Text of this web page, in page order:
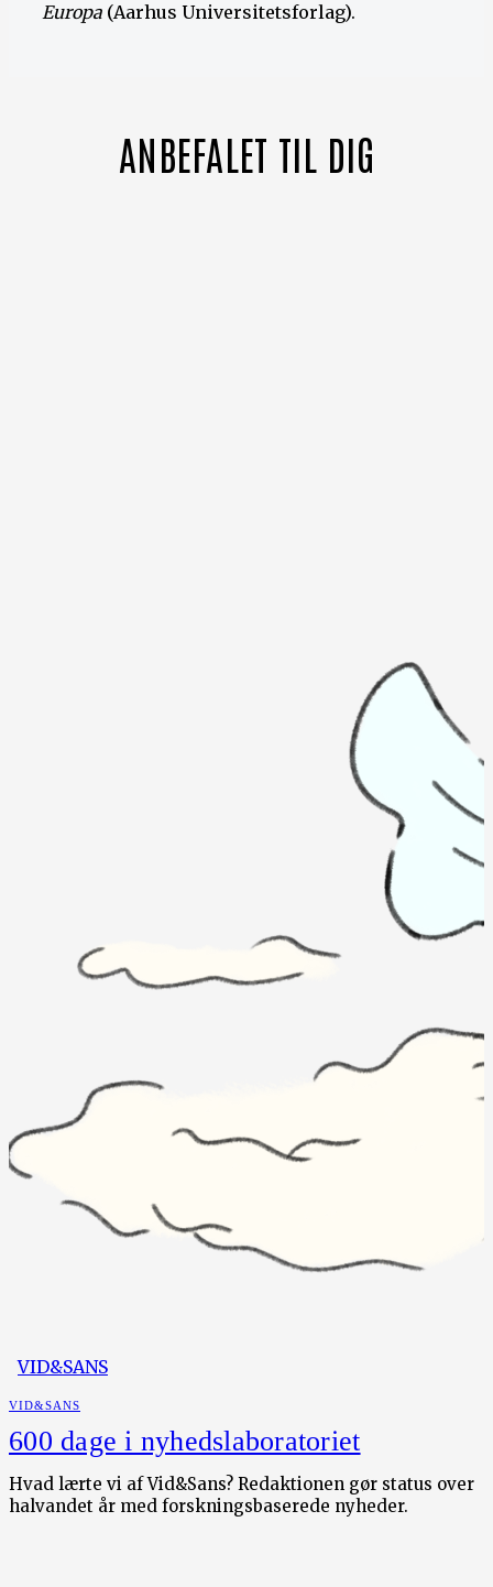
Europa (Aarhus Universitetsforlag).
ANBEFALET TIL DIG
VID&SANS
VID&SANS
600 dage i nyhedslaboratoriet
Hvad lærte vi af Vid&Sans? Redaktionen gør status over
halvandet år med forskningsbaserede nyheder.